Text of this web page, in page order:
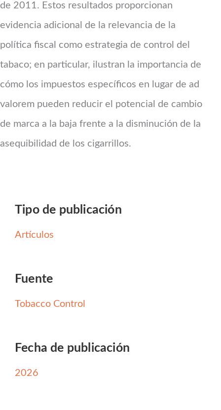
de 2011. Estos resultados proporcionan
evidencia adicional de la relevancia de la
política fiscal como estrategia de control del
tabaco; en particular, ilustran la importancia de
cómo los impuestos específicos en lugar de ad
valorem pueden reducir el potencial de cambio
de marca a la baja frente a la disminución de la
asequibilidad de los cigarrillos.
Tipo de publicación
Artículos
Fuente
Tobacco Control
Fecha de publicación
2026